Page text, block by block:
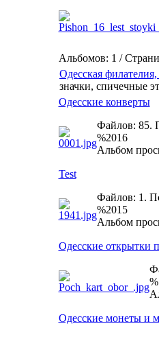
Альбомов: 1 /
Одесская
значки, спичечные
Одесские конверты
Файлов: 85.
%2016
Альбом
Test
Файлов: 1.
%2015
Альбом
Одесские открытки
Одесские монеты и